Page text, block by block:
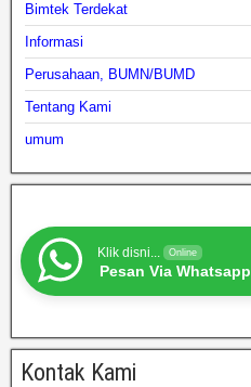
Bimtek Terdekat
Informasi
Perusahaan, BUMN/BUMD
Tentang Kami
umum
Klik disni... Online
Pesan Via Whatsapp
Kontak Kami